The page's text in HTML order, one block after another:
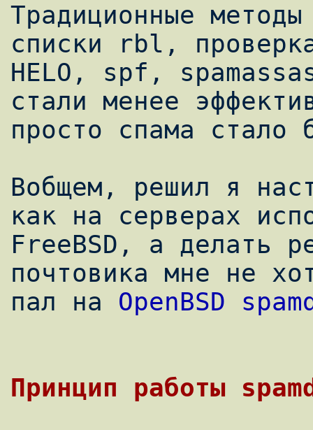
Традиционные
списки rbl,
HELO, spf,
стали менее
просто спама стало
Вобщем, решил я
как на серверах
FreeBSD, а делать
почтовика мне не
пал на OpenBSD